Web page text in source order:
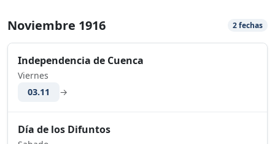
Noviembre 1916 2 fechas
Independencia de Cuenca
Viernes
03.11
→
Día de los Difuntos